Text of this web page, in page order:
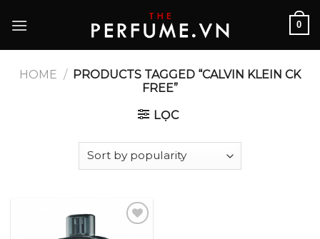
0
HOME / PRODUCTS TAGGED “CALVIN KLEIN CK
FREE”
LỌC